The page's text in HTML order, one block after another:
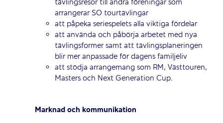
tävlingsresor till andra föreningar som
arrangerar SO tourtävlingar
att påpeka seriespelets alla viktiga fördelar
att använda och påbörja arbetet med nya
tävlingsformer samt att tävlingsplaneringen
blir mer anpassade för dagens familjeliv
att stödja arrangemang som RM, Västtouren,
Masters och Next Generation Cup.
Marknad och kommunikation